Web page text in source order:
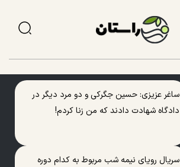
ساغر عزیزی: حسین جگرکی و دو مرد دیگر در
دادگاه شهادت دادند که من زنا کردم!
سریال رویای نیمه شب مربوط به کدام دوره